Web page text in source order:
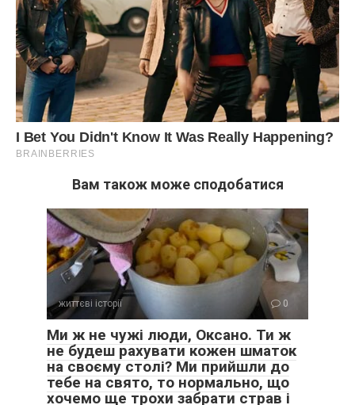
Вам також може сподобатися
життєві історії 0
Ми ж не чужі люди, Оксано. Ти ж
не будеш рахувати кожен шматок
на своєму столі? Ми прийшли до
тебе на свято, то нормально, що
хочемо ще трохи забрати страв і